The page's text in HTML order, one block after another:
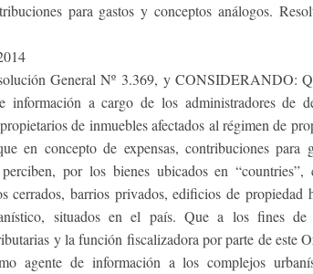
para gastos y conceptos análogos.
General Nº 3.369, y CONSIDERANDO:
información a cargo de los administradores de
de inmuebles afectados al régimen de
en concepto de expensas, contribuciones para
por los bienes ubicados en
cerrados, barrios privados, edificios de
situados en el país. Que a los fines
y la función fiscalizadora por parte de este
agente de información a los complejos